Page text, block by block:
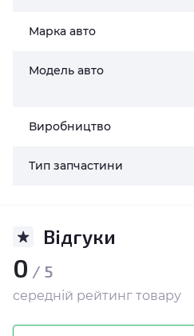
Марка авто
Модель авто
Виробництво
Тип запчастини
Відгуки
0 / 5
середній рейтинг товару